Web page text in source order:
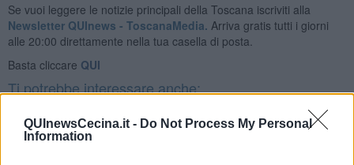
QUInewsCecina.it - Do Not Process My Personal
Information
Se vuoi leggere le notizie principali della Toscana iscriviti alla
Newsletter QUInews - ToscanaMedia. Arriva gratis tutti i giorni
alle 20:00 direttamente nella tua casella di posta.
Basta cliccare QUI
Ti potrebbe interessare anche:
Articoli dal Blog “Pensieri della domenica” di Libero Venturi
​Agorà reloaded